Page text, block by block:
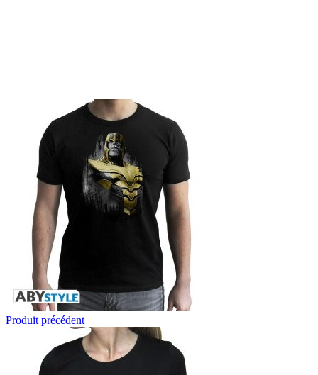
Produit précédent